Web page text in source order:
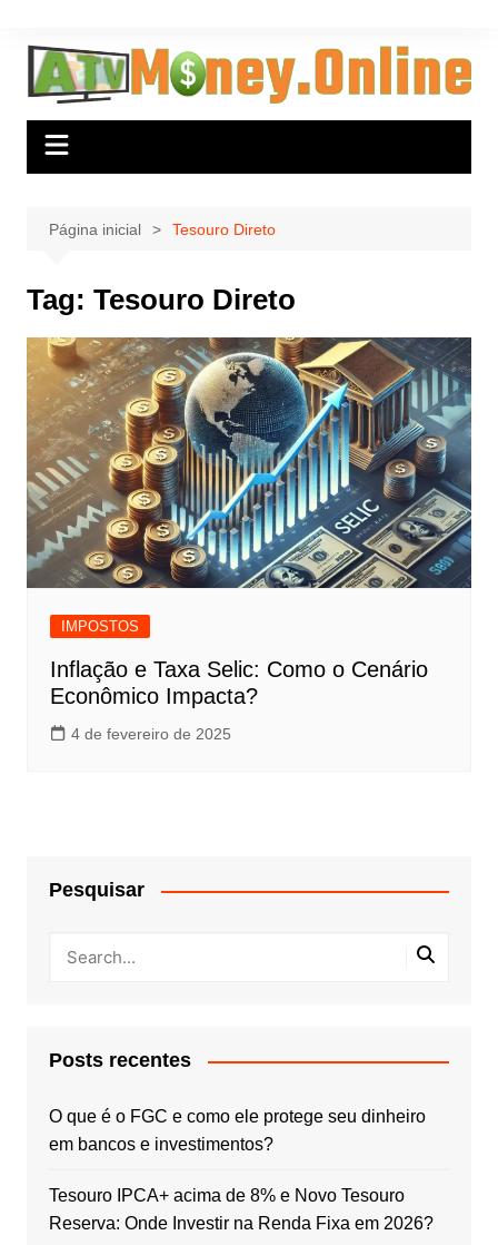
para
conteúdo
Página inicial Tesouro Direto
Tag: Tesouro Direto
IMPOSTOS
Inflação e Taxa Selic: Como o Cenário
Econômico Impacta?
4 de fevereiro de 2025
Pesquisar
Posts recentes
O que é o FGC e como ele protege seu dinheiro
em bancos e investimentos?
Tesouro IPCA+ acima de 8% e Novo Tesouro
Reserva: Onde Investir na Renda Fixa em 2026?